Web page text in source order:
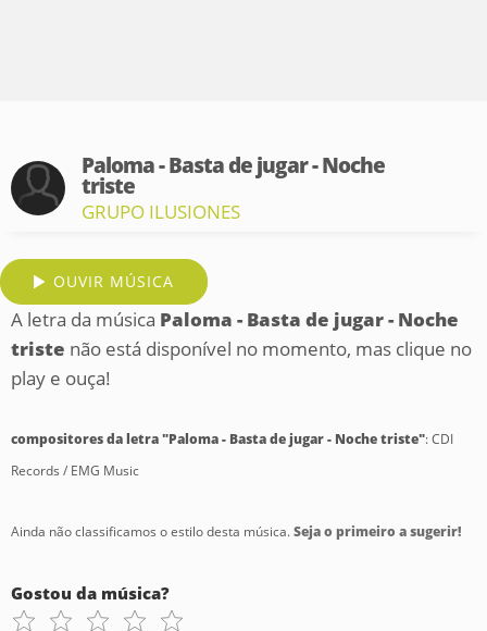
Paloma - Basta de jugar - Noche
triste
GRUPO ILUSIONES
OUVIR MÚSICA
A letra da música Paloma - Basta de jugar - Noche
triste não está disponível no momento, mas clique no
play e ouça!
compositores da letra "Paloma - Basta de jugar - Noche triste": CDI
Records / EMG Music
Ainda não classificamos o estilo desta música.Seja o primeiro a sugerir!
Gostou da música?